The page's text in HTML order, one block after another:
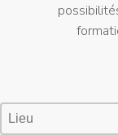
Lieu Session
Sélectionnez le
Sélectionnez le